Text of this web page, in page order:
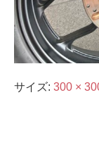
サイズ: 300 ×